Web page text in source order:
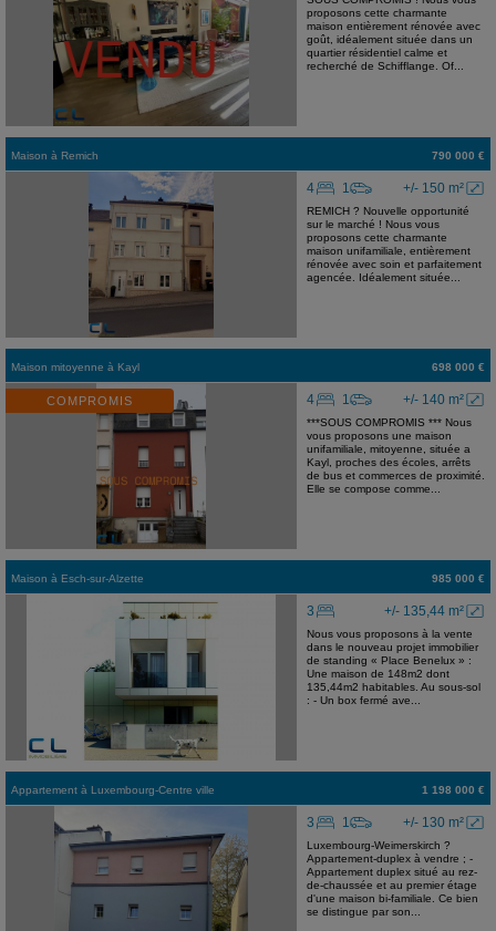
proposons cette charmante
maison entièrement rénovée avec
goût, idéalement située dans un
quartier résidentiel calme et
recherché de Schifflange. Of...
Maison à Remich 790 000 €
+/- 150 m²
4 1
REMICH ? Nouvelle opportunité
sur le marché ! Nous vous
proposons cette charmante
maison unifamiliale, entièrement
rénovée avec soin et parfaitement
agencée. Idéalement située...
Maison mitoyenne à Kayl 698 000 €
COMPROMIS +/- 140 m²
4 1
***SOUS COMPROMIS *** Nous
vous proposons une maison
unifamiliale, mitoyenne, située a
Kayl, proches des écoles, arrêts
de bus et commerces de proximité.
Elle se compose comme...
Maison à Esch-sur-Alzette 985 000 €
+/- 135,44 m²
3
Nous vous proposons à la vente
dans le nouveau projet immobilier
de standing « Place Benelux » :
Une maison de 148m2 dont
135,44m2 habitables. Au sous-sol
: - Un box fermé ave...
Appartement à Luxembourg-Centre ville 1 198 000 €
+/- 130 m²
3 1
Luxembourg-Weimerskirch ?
Appartement-duplex à vendre ; -
Appartement duplex situé au rez-
de-chaussée et au premier étage
d'une maison bi-familiale. Ce bien
se distingue par son...